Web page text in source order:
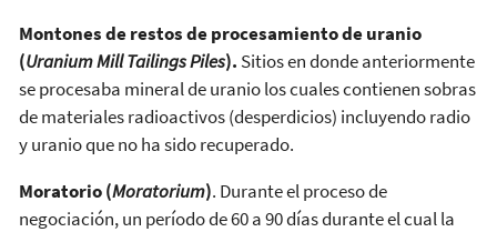
Montones de restos de procesamiento de uranio
(Uranium Mill Tailings Piles). Sitios en donde anteriormente
se procesaba mineral de uranio los cuales contienen sobras
de materiales radioactivos (desperdicios) incluyendo radio
y uranio que no ha sido recuperado.
Moratorio (Moratorium). Durante el proceso de
negociación, un período de 60 a 90 días durante el cual la